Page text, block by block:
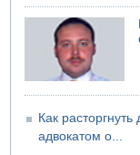
Как расторгнуть
адвокатом о...